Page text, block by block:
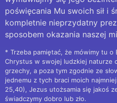
poświęcania Mu swoich sił i
kompletnie nieprzydatny
sposobem okazania naszej
* Trzeba pamiętać, że mówimy tu o
Chrystus w swojej ludzkiej naturze
grzechy, a poza tym zgodnie ze
jednemu z tych braci moich
25,40), Jezus utożsamia się jakoś
świadczymy dobro lub zło.